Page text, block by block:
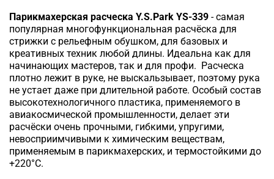
Парикмахерская расческа Y.S.Park YS-339 -самая
популярная многофункциональная расчёска для
стрижки с рельефным обушком, для базовых и
креативных техник любой длины. Идеальна как для
начинающих мастеров, так и для профи. Расческа
плотно лежит в руке, не выскальзывает, поэтому рука
не устает даже при длительной работе. Особый состав
высокотехнологичного пластика, применяемого в
авиакосмической промышленности, делает эти
расчёски очень прочными, гибкими, упругими,
невосприимчивыми к химическим веществам,
применяемым в парикмахерских, и термостойкими до
+220°С.